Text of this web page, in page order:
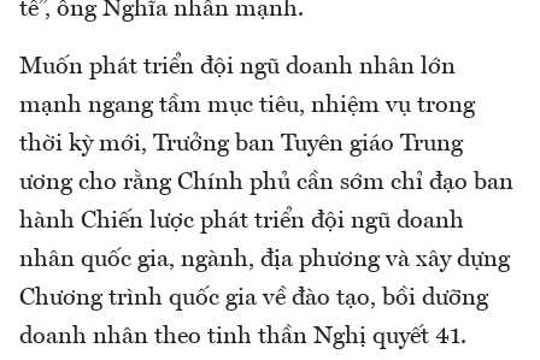
tế”, ông Nghĩa nhấn mạnh.
Muốn phát triển đội ngũ doanh nhân lớn
mạnh ngang tầm mục tiêu, nhiệm vụ trong
thời kỳ mới, Trưởng ban Tuyên giáo Trung
ương cho rằng Chính phủ cần sớm chỉ đạo ban
hành Chiến lược phát triển đội ngũ doanh
nhân quốc gia, ngành, địa phương và xây dựng
Chương trình quốc gia về đào tạo, bồi dưỡng
doanh nhân theo tinh thần Nghị quyết 41.